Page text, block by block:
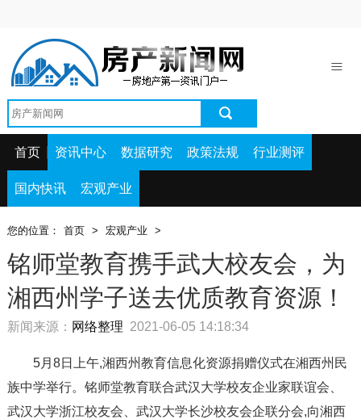
资讯中心
政策法规
国内快讯
首页 资讯中心 数据研究 政策法规 行业测评
国内快讯 宏观产业
您的位置： 首页 > 宏观产业 >
铭师堂教育携手武大校友会，为
湘西州学子送去优质教育资源！
新闻来源： 网络整理 2021-06-05 14:18:34
5月8日上午,湘西州教育信息化资源捐赠仪式在湘西州民
族中学举行。铭师堂教育联合武汉大学校友企业家联谊会、
武汉大学浙江校友会、武汉大学长沙校友会企联分会,向湘西